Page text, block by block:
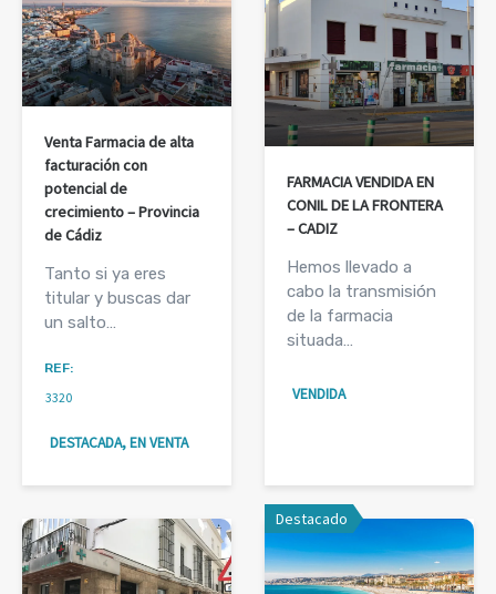
Venta Farmacia de alta
facturación con
potencial de
crecimiento – Provincia
de Cádiz
Tanto si ya eres
titular y buscas dar
un salto…
REF:
3320
DESTACADA, EN VENTA
FARMACIA VENDIDA EN
CONIL DE LA FRONTERA
– CADIZ
Hemos llevado a
cabo la transmisión
de la farmacia
situada…
VENDIDA
Destacado